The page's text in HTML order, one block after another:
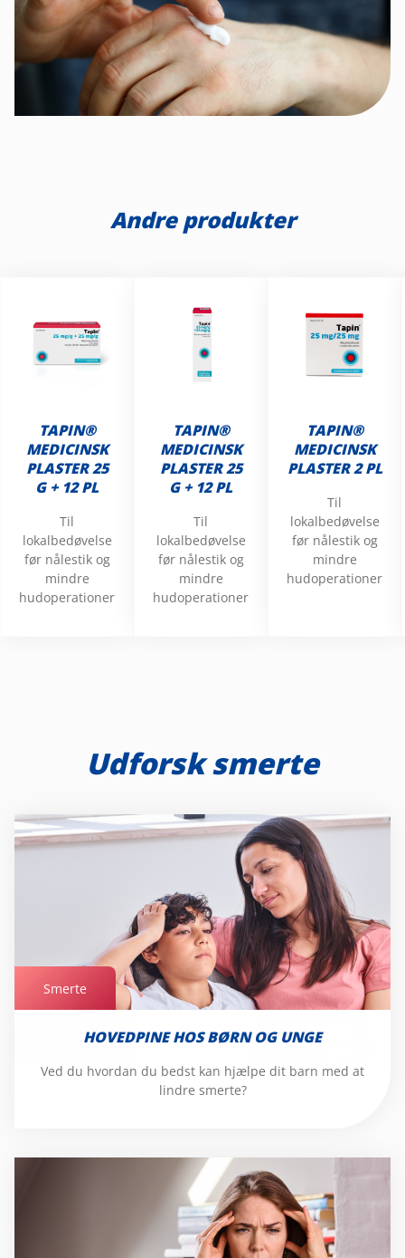
Andre produkter
TAPIN®
MEDICINSK
PLASTER 25
G + 12 PL
Til
lokalbedøvelse
før nålestik og
mindre
hudoperationer
TAPIN®
MEDICINSK
PLASTER 25
G + 12 PL
Til
lokalbedøvelse
før nålestik og
mindre
hudoperationer
TAPIN®
MEDICINSK
PLASTER 2 PL
Til
lokalbedøvelse
før nålestik og
mindre
hudoperationer
Udforsk smerte
Smerte
Smerte
HOVEDPINE HOS BØRN OG UNGE
Ved du hvordan du bedst kan hjælpe dit barn med at
lindre smerte?